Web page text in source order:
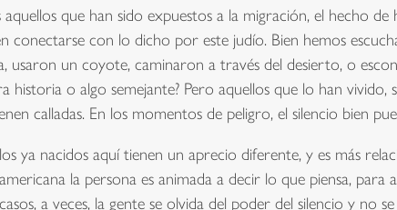
aquellos que han sido expuestos a la migración, el hecho
conectarse con lo dicho por este judío. Bien hemos
usaron un coyote, caminaron a través del desierto, o
historia o algo semejante? Pero aquellos que lo han
calladas. En los momentos de peligro, el silencio bien
ya nacidos aquí tienen un aprecio diferente, y es más
la persona es animada a decir lo que piensa,
a veces, la gente se olvida del poder del silencio y no